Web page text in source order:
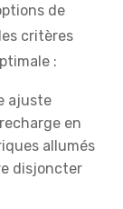
de
critères
:
ajuste
en
allumés
disjoncter